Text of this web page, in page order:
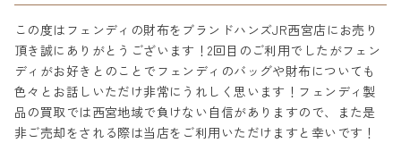
この度はフェンディの財布をブランドハンズJR西宮店にお売り
頂き誠にありがとうございます！2回目のご利用でしたがフェン
ディがお好きとのことでフェンディのバッグや財布についても
色々とお話しいただけ非常にうれしく思います！フェンディ製
品の買取では西宮地域で負けない自信がありますので、また是
非ご売却をされる際は当店をご利用いただけますと幸いです！